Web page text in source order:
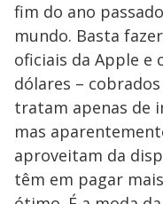
fim do ano
mundo. Basta
oficiais da Apple e
dólares –
tratam apenas de
mas
aproveitam da
têm em pagar